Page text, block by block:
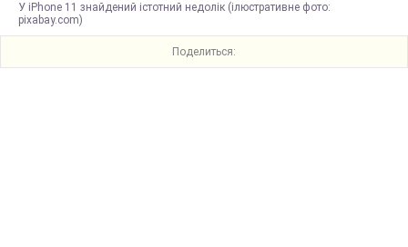
У iPhone 11 знайдений істотний недолік (ілюстративне фото:
pixabay.com)
Поделиться: